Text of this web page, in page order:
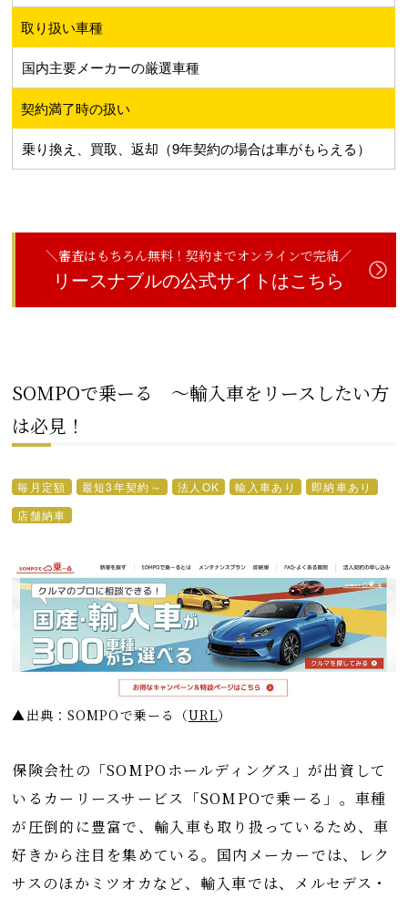
取り扱い車種
国内主要メーカーの厳選車種
契約満了時の扱い
乗り換え、買取、返却（9年契約の場合は車がもらえる）
＼審査はもちろん無料！契約までオンラインで完結／
リースナブルの公式サイトはこちら
SOMPOで乗ーる ～輸入車をリースしたい方
は必見！
毎月定額 最短3年契約～ 法人OK 輸入車あり
即納車あり
店舗納車
▲出典：SOMPOで乗ーる （URL）
保険会社の「SOMPOホールディングス」が出資して
いるカーリースサービス「SOMPOで乗ーる」。車種
が圧倒的に豊富で、輸入車も取り扱っているため、車
好きから注目を集めている。国内メーカーでは、レク
サスのほかミツオカなど、輸入車では、メルセデス・